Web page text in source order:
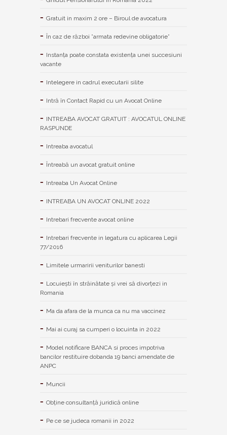
Gratuit in maxim 2 ore – Biroul de avocatura
În caz de război ”armata redevine obligatorie”
Instanța poate constata existenţa unei succesiuni
vacante
Intelegere in cadrul executarii silite
Intră în Contact Rapid cu un Avocat Online
INTREABA AVOCAT GRATUIT : AVOCATUL ONLINE
RASPUNDE
Intreaba avocatul
Întreabă un avocat gratuit online
Intreaba Un Avocat Online
INTREABA UN AVOCAT ONLINE 2022
Intrebari frecvente avocat online
Intrebari frecvente in legatura cu aplicarea Legii
77/2016
Limitele urmaririi veniturilor banesti
Locuiești în străinătate și vrei să divorțezi in
Romania
Ma da afara de la munca ca nu ma vaccinez
Mai ai curaj sa cumperi o locuinta in 2022
Model notificare BANCA si proces impotriva
bancilor restituire dobanda 19 banci amendate de
ANPC
Muncii
Obține consultanță juridică online
Pe ce se judeca romanii in 2022